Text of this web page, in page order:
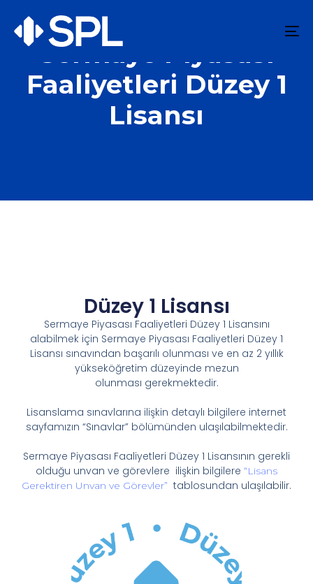
Sermaye Piyasası
Faaliyetleri Düzey 1
Lisansı
Düzey 1 Lisansı
Sermaye Piyasası Faaliyetleri Düzey 1 Lisansını
alabilmek için Sermaye Piyasası Faaliyetleri Düzey 1
Lisansı sınavından başarılı olunması ve en az 2 yıllık
yükseköğretim düzeyinde mezun
olunması gerekmektedir.
Lisanslama sınavlarına ilişkin detaylı bilgilere internet
sayfamızın “Sınavlar” bölümünden ulaşılabilmektedir.
Sermaye Piyasası Faaliyetleri Düzey 1 Lisansının gerekli
olduğu unvan ve görevlere ilişkin bilgilere “Lisans
Gerektiren Unvan ve Görevler” tablosundan ulaşılabilir.